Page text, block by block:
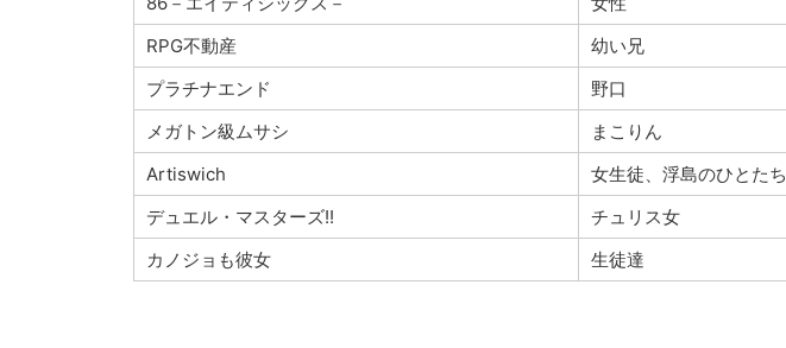
RPG不動産
幼い兄
プラチナエンド
野口
メガトン級ムサシ
まこりん
Artiswich
女生徒、浮島のひとたち
デュエル・マスターズ!!
チュリス女
カノジョも彼女
生徒達